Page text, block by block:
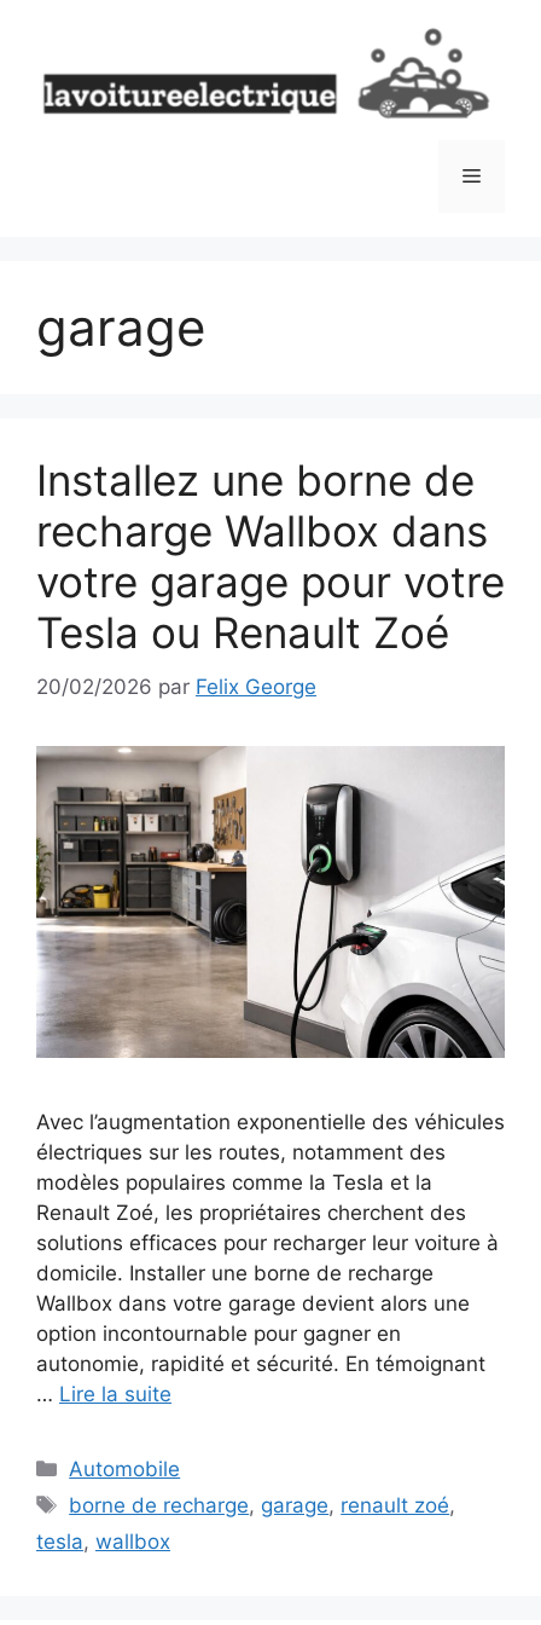
contenu
Menu
garage
Installez une borne de
recharge Wallbox dans
votre garage pour votre
Tesla ou Renault Zoé
20/02/2026 par Felix George
Avec l’augmentation exponentielle des véhicules
électriques sur les routes, notamment des
modèles populaires comme la Tesla et la
Renault Zoé, les propriétaires cherchent des
solutions efficaces pour recharger leur voiture à
domicile. Installer une borne de recharge
Wallbox dans votre garage devient alors une
option incontournable pour gagner en
autonomie, rapidité et sécurité. En témoignant
… Lire la suite
Catégories
Automobile
Étiquettes
borne de recharge, garage, renault zoé,
tesla, wallbox